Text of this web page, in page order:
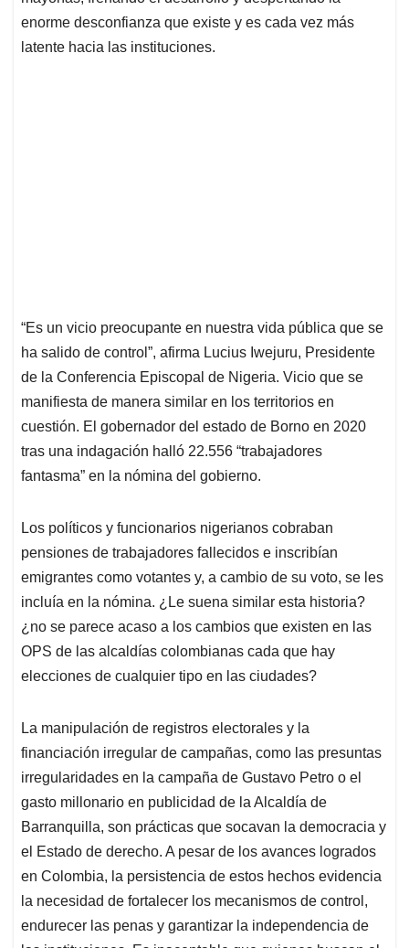
enorme desconfianza que existe y es cada vez más
latente hacia las instituciones.
“Es un vicio preocupante en nuestra vida pública que se
ha salido de control”, afirma Lucius Iwejuru, Presidente
de la Conferencia Episcopal de Nigeria. Vicio que se
manifiesta de manera similar en los territorios en
cuestión. El gobernador del estado de Borno en 2020
tras una indagación halló 22.556 “trabajadores
fantasma” en la nómina del gobierno.
Los políticos y funcionarios nigerianos cobraban
pensiones de trabajadores fallecidos e inscribían
emigrantes como votantes y, a cambio de su voto, se les
incluía en la nómina. ¿Le suena similar esta historia?
¿no se parece acaso a los cambios que existen en las
OPS de las alcaldías colombianas cada que hay
elecciones de cualquier tipo en las ciudades?
La manipulación de registros electorales y la
financiación irregular de campañas, como las presuntas
irregularidades en la campaña de Gustavo Petro o el
gasto millonario en publicidad de la Alcaldía de
Barranquilla, son prácticas que socavan la democracia y
el Estado de derecho. A pesar de los avances logrados
en Colombia, la persistencia de estos hechos evidencia
la necesidad de fortalecer los mecanismos de control,
endurecer las penas y garantizar la independencia de